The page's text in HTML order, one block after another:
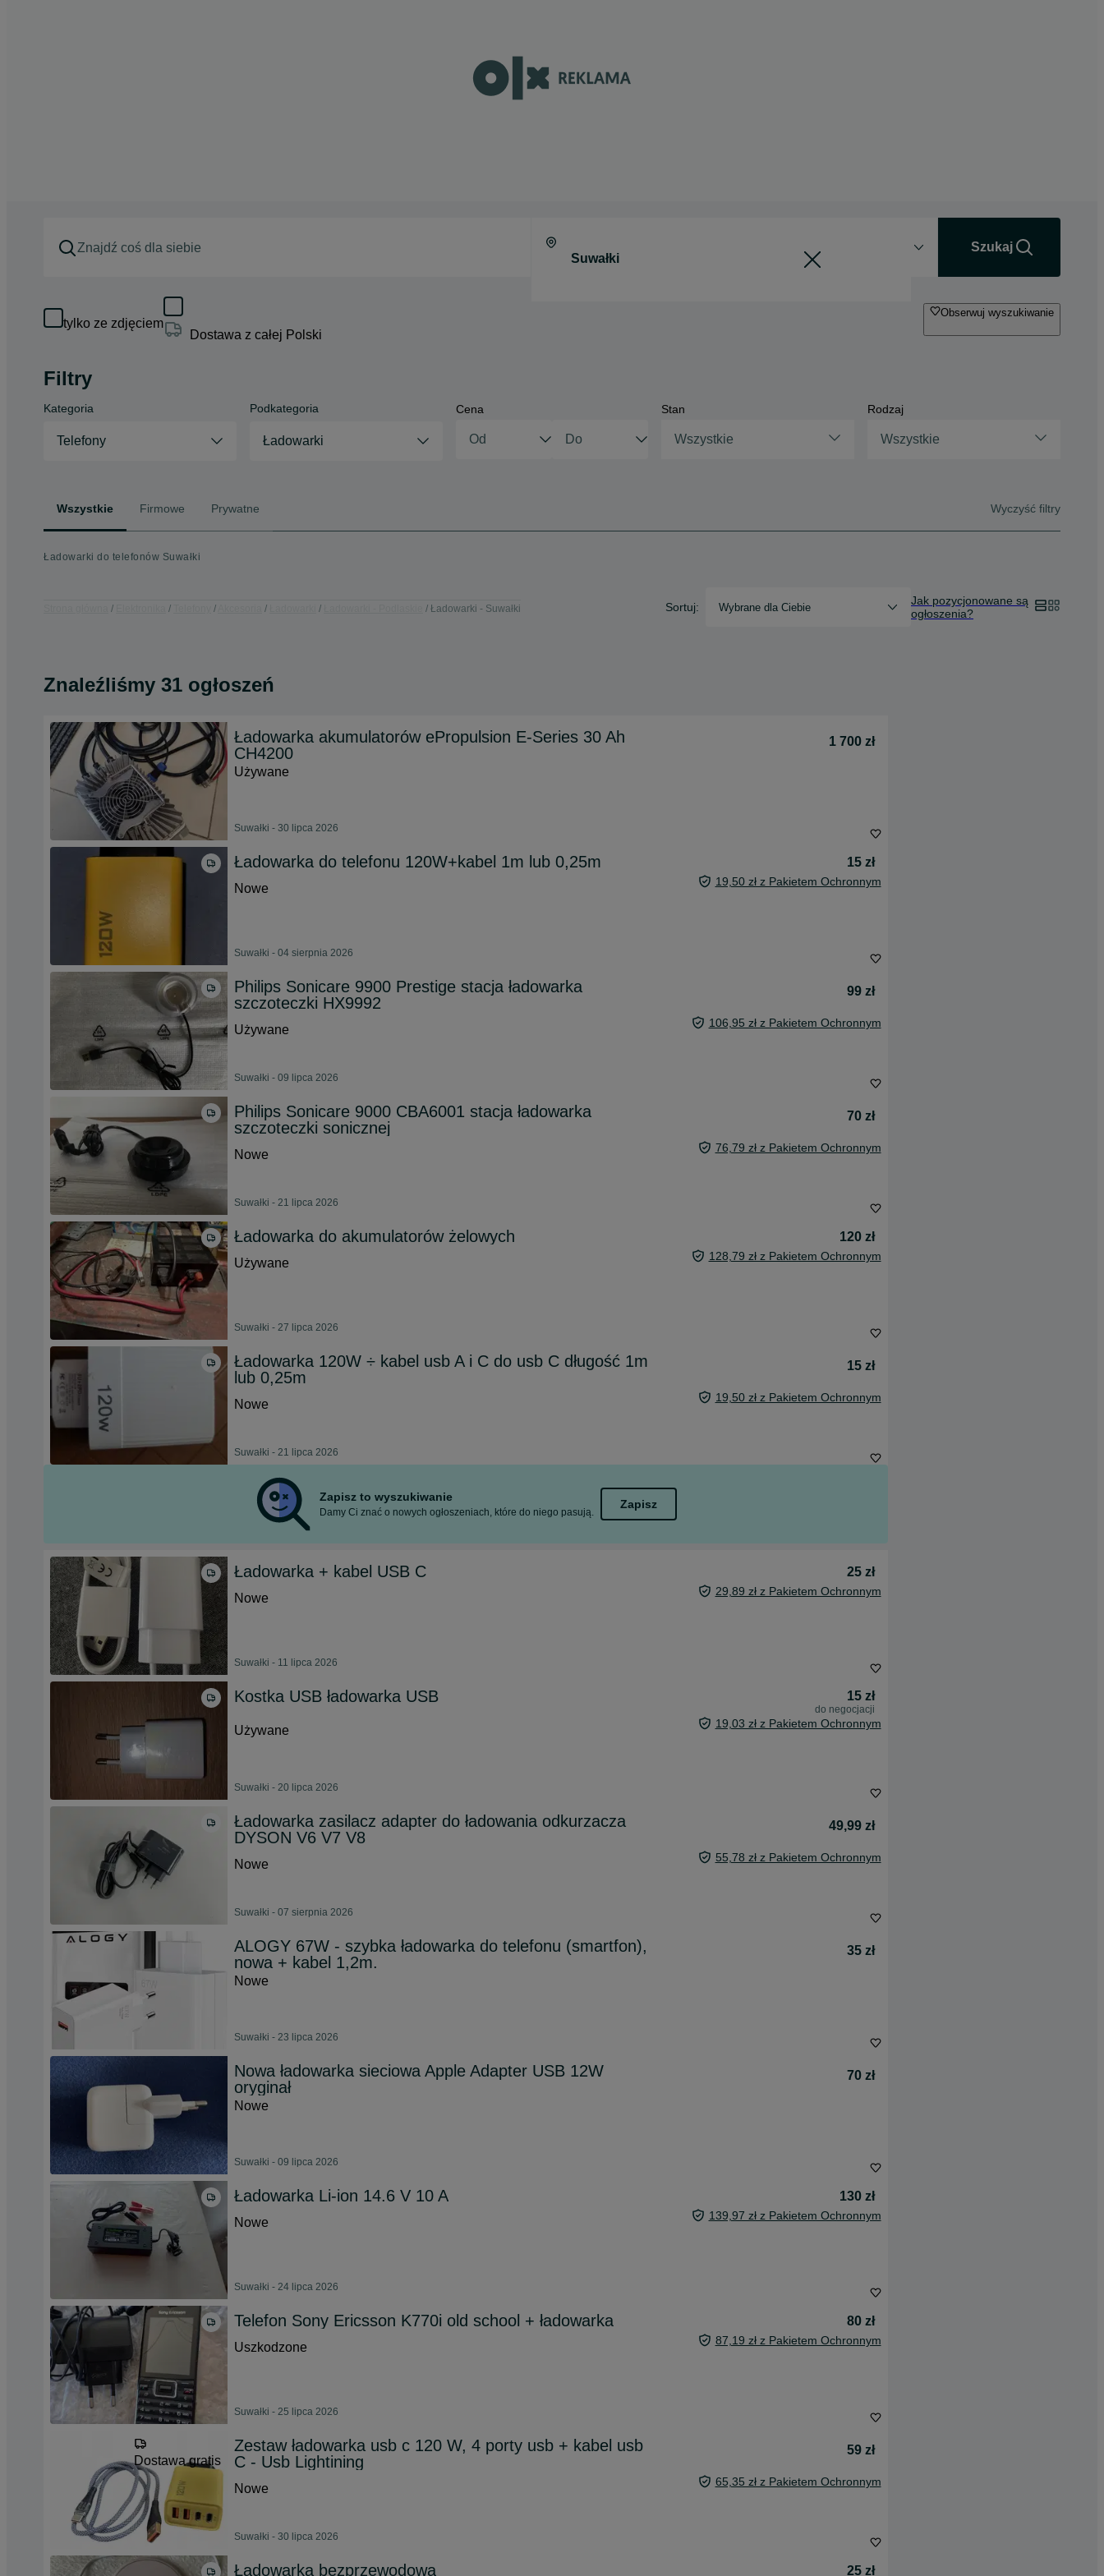
Szukaj
tylko ze zdjęciem
Dostawa z całej Polski
Obserwuj wyszukiwanie
Filtry
Kategoria
Telefony
Podkategoria
Ładowarki
Cena Stan
Wszystkie
Rodzaj
Wszystkie
Wszystkie Firmowe Prywatne Wyczyść filtry
Ładowarki do telefonów Suwałki
Ładowarki - Suwałki Sortuj: Wybrane dla Ciebie
Jak pozycjonowane są
ogłoszenia?
Znaleźliśmy 31 ogłoszeń
Ładowarka akumulatorów ePropulsion E-Series 30 Ah
CH4200
1 700 zł
Używane
Suwałki - 30 lipca 2026
Ładowarka do telefonu 120W+kabel 1m lub 0,25m
15 zł
Nowe
19,50 zł z Pakietem Ochronnym
Suwałki - 04 sierpnia 2026
Philips Sonicare 9900 Prestige stacja ładowarka
szczoteczki HX9992
99 zł
Używane 106,95 zł z Pakietem Ochronnym
Suwałki - 09 lipca 2026
Philips Sonicare 9000 CBA6001 stacja ładowarka
szczoteczki sonicznej
70 zł
Nowe 76,79 zł z Pakietem Ochronnym
Suwałki - 21 lipca 2026
Ładowarka do akumulatorów żelowych
120 zł
Używane
128,79 zł z Pakietem Ochronnym
Suwałki - 27 lipca 2026
Ładowarka 120W ÷ kabel usb A i C do usb C długość 1m
lub 0,25m
15 zł
Nowe 19,50 zł z Pakietem Ochronnym
Suwałki - 21 lipca 2026
Zapisz to wyszukiwanie
Damy Ci znać o nowych ogłoszeniach, które do niego pasują.
Zapisz
Ładowarka + kabel USB C
25 zł
Nowe
29,89 zł z Pakietem Ochronnym
Suwałki - 11 lipca 2026
Kostka USB ładowarka USB 15 zł
do negocjacji
Używane 19,03 zł z Pakietem Ochronnym
Suwałki - 20 lipca 2026
Ładowarka zasilacz adapter do ładowania odkurzacza
DYSON V6 V7 V8
49,99 zł
Nowe 55,78 zł z Pakietem Ochronnym
Suwałki - 07 sierpnia 2026
ALOGY 67W - szybka ładowarka do telefonu (smartfon),
nowa + kabel 1,2m.
35 zł
Nowe
Suwałki - 23 lipca 2026
Nowa ładowarka sieciowa Apple Adapter USB 12W
oryginał
70 zł
Nowe
Suwałki - 09 lipca 2026
Ładowarka Li-ion 14.6 V 10 A
130 zł
Nowe
139,97 zł z Pakietem Ochronnym
Suwałki - 24 lipca 2026
Telefon Sony Ericsson K770i old school + ładowarka
80 zł
Uszkodzone
87,19 zł z Pakietem Ochronnym
Suwałki - 25 lipca 2026
Dostawa gratis
Zestaw ładowarka usb c 120 W, 4 porty usb + kabel usb
C - Usb Lightining
59 zł
Nowe 65,35 zł z Pakietem Ochronnym
Suwałki - 30 lipca 2026
Ładowarka bezprzewodowa 25 zł